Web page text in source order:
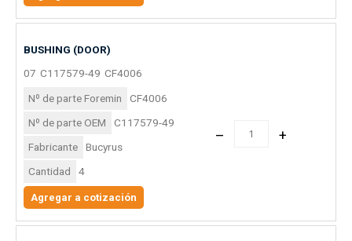
BUSHING (DOOR)
07 C117579-49 CF4006
Nº de parte Foremin
CF4006
Nº de parte OEM
C117579-49
Fabricante
Bucyrus
Cantidad
4
– +
Agregar a cotización